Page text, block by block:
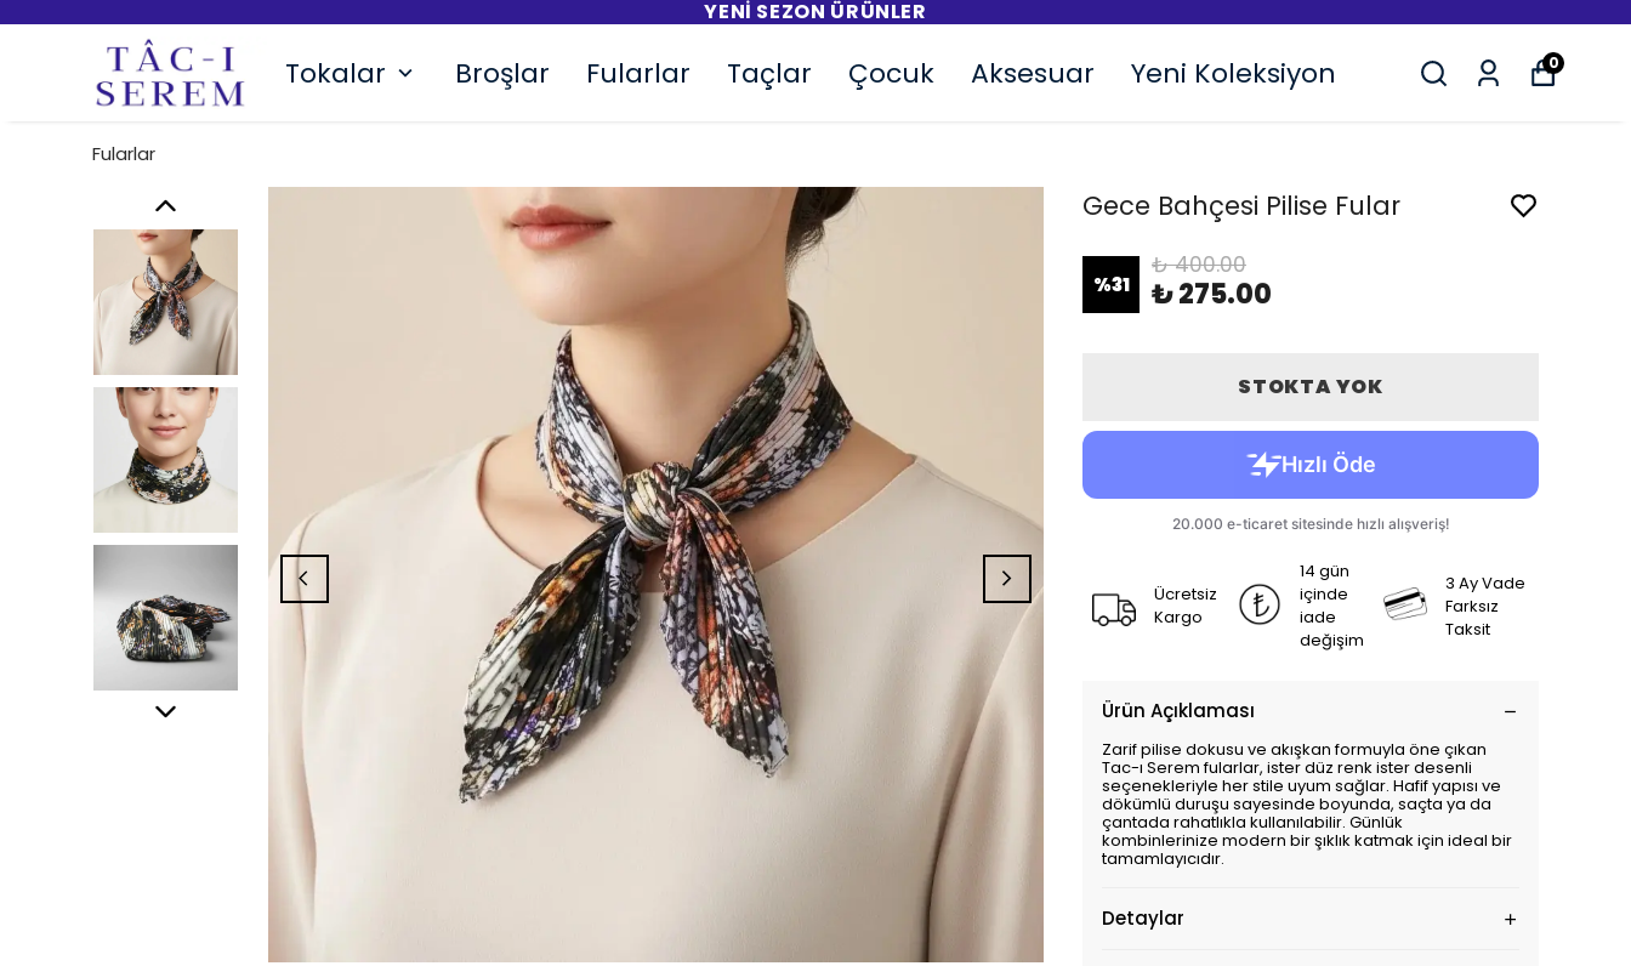
1.000 TL VE ÜZERI ALIŞVERIŞLERDE ÜCRETSIZ KARGO
Tokalar Broşlar Fularlar Taçlar Çocuk Aksesuar Yeni Koleksiyon 0
Fularlar
Gece Bahçesi Pilise Fular
%31
₺ 400.00
₺ 275.00
STOKTA YOK
Ücretsiz
Kargo
14 gün
içinde
iade
değişim
3 Ay Vade
Farksız
Taksit
Ürün Açıklaması
Zarif pilise dokusu ve akışkan formuyla öne çıkan
Tac-ı Serem fularlar, ister düz renk ister desenli
seçenekleriyle her stile uyum sağlar. Hafif yapısı ve
dökümlü duruşu sayesinde boyunda, saçta ya da
çantada rahatlıkla kullanılabilir. Günlük
kombinlerinize modern bir şıklık katmak için ideal bir
tamamlayıcıdır.
Detaylar